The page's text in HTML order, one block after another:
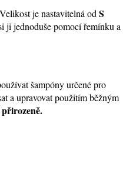
je nastavitelná od S
ji jednoduše pomocí řemínku a
šampóny určené pro
a upravovat použitím běžným